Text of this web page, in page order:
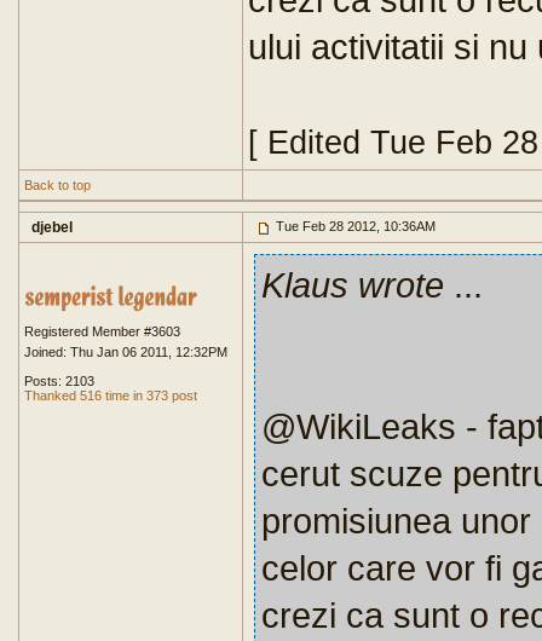
ului activitatii si
[ Edited Tue Feb
Back to top
djebel Tue Feb 28 2012, 10:36AM
Registered Member #3603
Joined: Thu Jan 06 2011, 12:32PM
Posts: 2103
Thanked 516 time in 373 post
Klaus wrote ...
@WikiLeaks -
cerut scuze
promisiunea
celor care vor fi
crezi ca sunt o